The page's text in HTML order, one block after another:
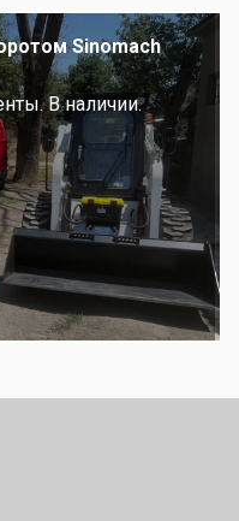
Sinomach
В наличии.